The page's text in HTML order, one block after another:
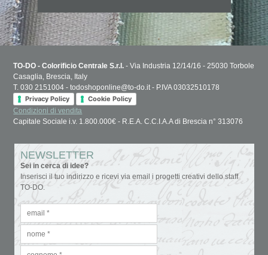
TO-DO - Colorificio Centrale S.r.l. - Via Industria 12/14/16 - 25030 Torbole
Casaglia, Brescia, Italy
T. 030 2151004 - todoshoponline@to-do.it - P.IVA 03032510178
Privacy Policy
Cookie Policy
Condizioni di vendita
Capitale Sociale i.v. 1.800.000€ - R.E.A. C.C.I.A.A di Brescia n° 313076
NEWSLETTER
Sei in cerca di idee?
Inserisci il tuo indirizzo e ricevi via email i progetti creativi dello staff
TO-DO.